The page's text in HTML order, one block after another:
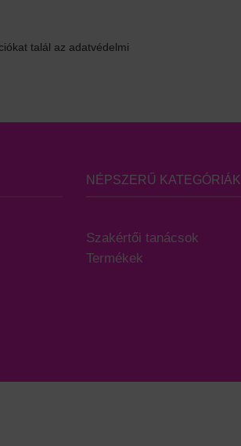
talál az adatvédelmi
NÉPSZERŰ KATEGÓRIÁK
Szakértői tanácsok
Termékek